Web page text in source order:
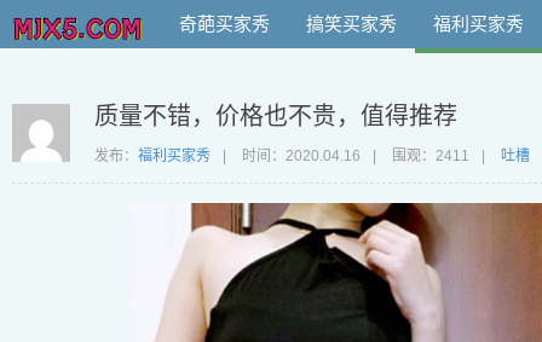
奇葩买家秀 搞笑买家秀 福利买家秀
质量不错，价格也不贵，值得推荐
发布： 福利买家秀 时间： 2020.04.16 围观：2411 吐槽